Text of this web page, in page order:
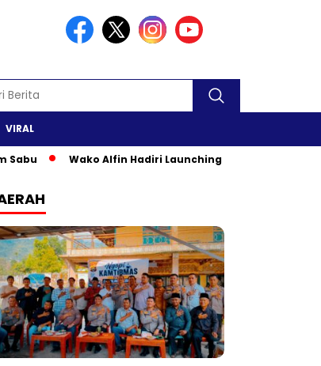
VIRAL
Wako Alfin Hadiri Launching Jambi Elok Nian & Jambi